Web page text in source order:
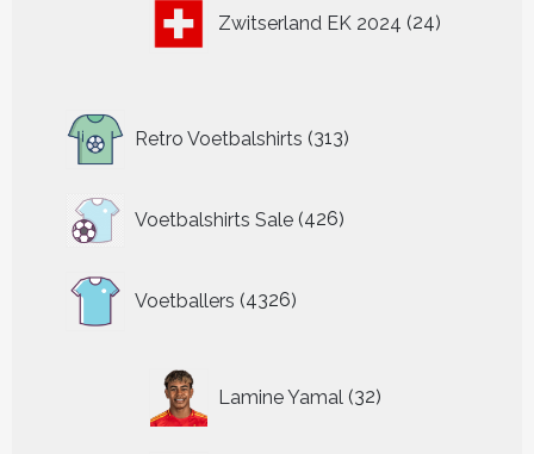
Zwitserland EK 2024 24
producten
Retro Voetbalshirts 313
producten
Voetbalshirts Sale 426
426
producten
Voetballers 4326
producten
Lamine Yamal 32
producten